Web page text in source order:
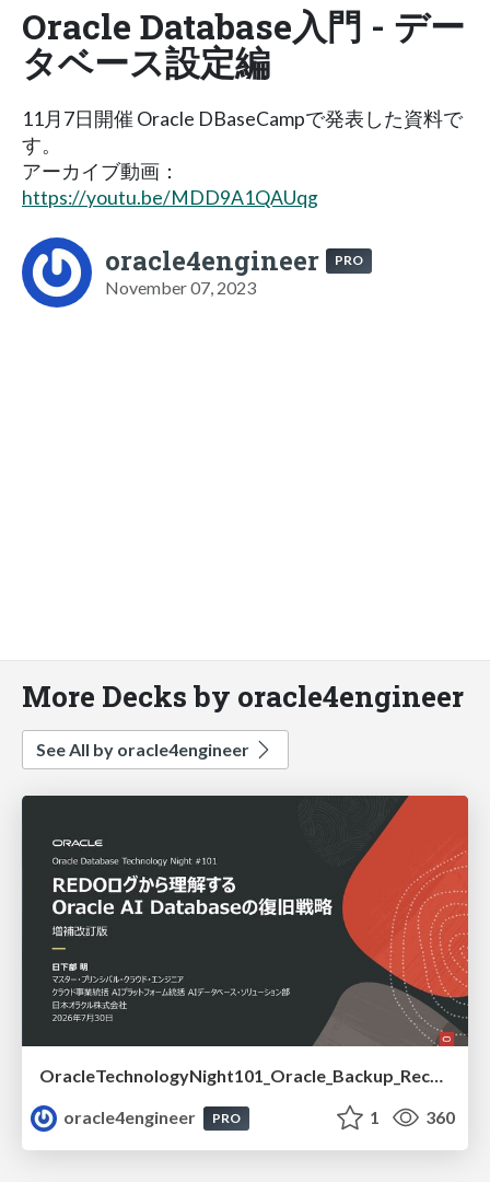
Oracle Database入門 - デー
タベース設定編
11月7日開催 Oracle DBaseCampで発表した資料で
す。
アーカイブ動画：
https://youtu.be/MDD9A1QAUqg
oracle4engineer PRO
November 07, 2023
More Decks by oracle4engineer
See All by oracle4engineer
OracleTechnologyNight101_Oracle_Backup_Recovery_Strategy_from_REDO_UNDO
oracle4engineer
PRO 1 360